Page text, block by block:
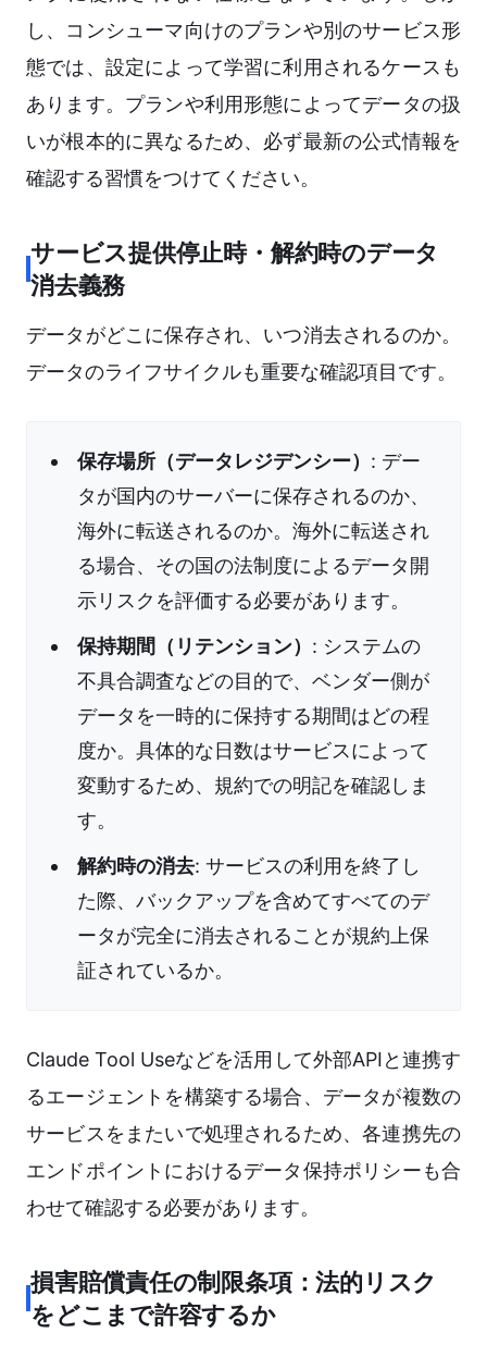
し、コンシューマ向けのプランや別のサービス形
態では、設定によって学習に利用されるケースも
あります。プランや利用形態によってデータの扱
いが根本的に異なるため、必ず最新の公式情報を
確認する習慣をつけてください。
サービス提供停止時・解約時のデータ
消去義務
データがどこに保存され、いつ消去されるのか。
データのライフサイクルも重要な確認項目です。
保存場所（データレジデンシー） : デー
タが国内のサーバーに保存されるのか、
海外に転送されるのか。海外に転送され
る場合、その国の法制度によるデータ開
示リスクを評価する必要があります。
保持期間（リテンション） : システムの
不具合調査などの目的で、ベンダー側が
データを一時的に保持する期間はどの程
度か。具体的な日数はサービスによって
変動するため、規約での明記を確認しま
す。
解約時の消去: サービスの利用を終了し
た際、バックアップを含めてすべてのデ
ータが完全に消去されることが規約上保
証されているか。
Claude Tool Useなどを活用して外部APIと連携す
るエージェントを構築する場合、データが複数の
サービスをまたいで処理されるため、各連携先の
エンドポイントにおけるデータ保持ポリシーも合
わせて確認する必要があります。
損害賠償責任の制限条項：法的リスク
をどこまで許容するか